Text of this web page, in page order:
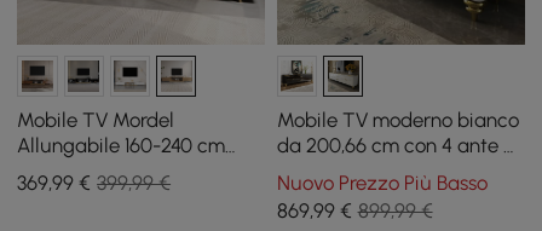
Mobile TV Mordel
Allungabile 160-240 cm
Naturale con Contenitore
369,99 € 399,99 €
Mobile TV moderno bianco
da 200,66 cm con 4 ante e
2 cassetti
Nuovo Prezzo Più Basso
869,99€ 899,99 €